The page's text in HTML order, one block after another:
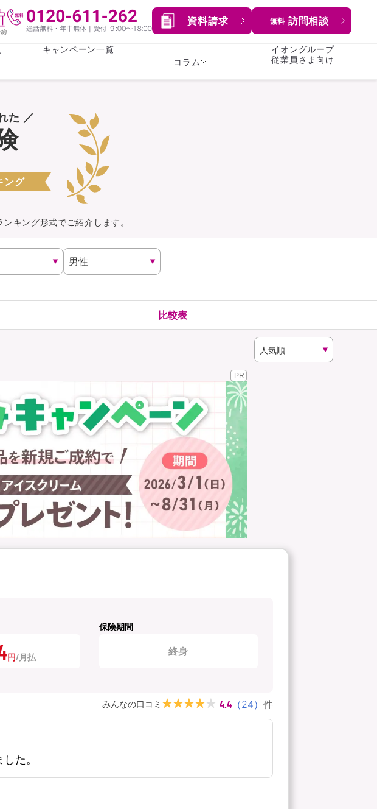
資料請求 無料 訪問相談
女性医療保険
収入保障保険
持病がある方向け
がん保険
火災保険
女性医療保険
介護・認知症保険
キャンペーン一覧
コラム
心配事
イオングループ
従業員さま向け
た ／
ング
ンキング形式でご紹介します。
比較表
PR
円
保険期間
終身
みんなの口コミ 4.4 （24） 件
た。